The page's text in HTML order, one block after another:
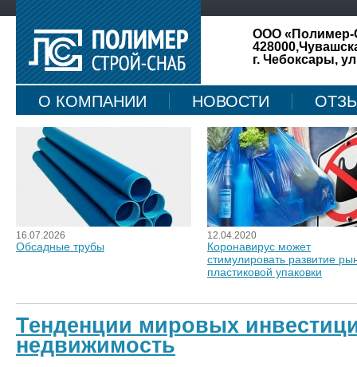
ООО «Полимер-
г. Чебоксары,
О КОМПАНИИ НОВОСТИ
КАРТА САЙТА
16.07.2026
Обсадные трубы
12.04.2020
Коронавирус может
стимулировать развитие
пластиковой упаковки
Тенденции мировых
недвижимость